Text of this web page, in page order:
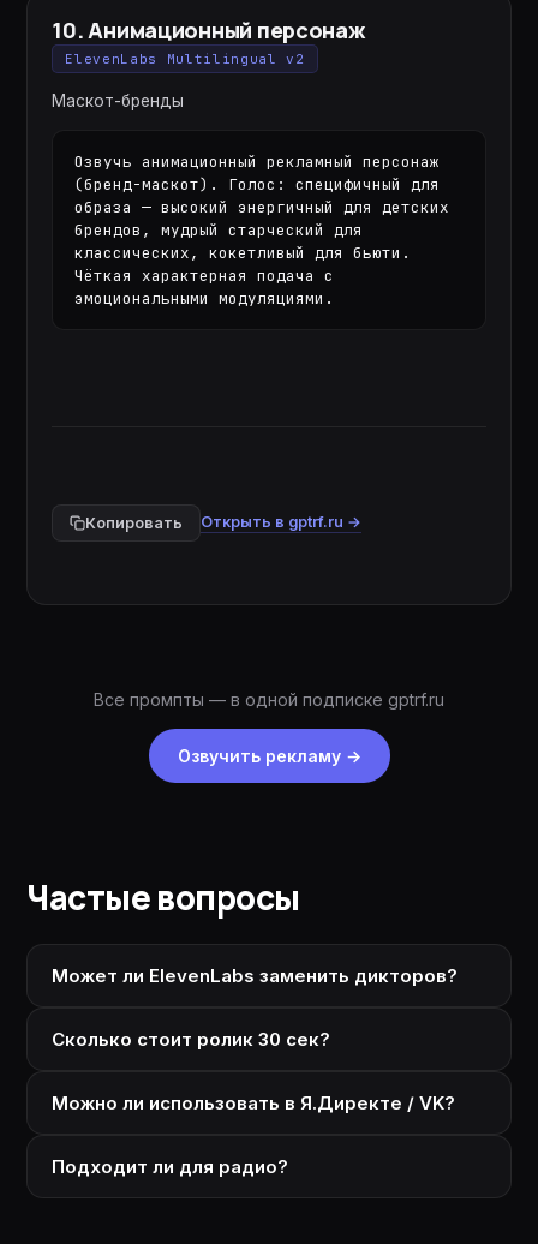
10. Анимационный персонаж
ElevenLabs Multilingual v2
Маскот-бренды
Озвучь анимационный рекламный персонаж
(бренд-маскот). Голос: специфичный для
образа — высокий энергичный для детских
брендов, мудрый старческий для
классических, кокетливый для бьюти.
Чёткая характерная подача с
эмоциональными модуляциями.
Копировать Открыть в gptrf.ru →
Все промпты — в одной подписке gptrf.ru
Озвучить рекламу→
Частые вопросы
Может ли ElevenLabs заменить дикторов?
Сколько стоит ролик 30 сек?
Можно ли использовать в Я.Директе / VK?
Подходит ли для радио?